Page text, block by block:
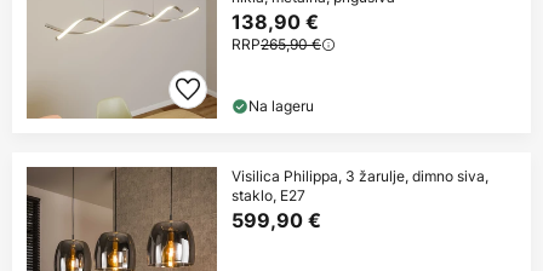
138,90 €
RRP265,90 €
Na lageru
Visilica Philippa, 3 žarulje, dimno siva,
staklo, E27
599,90 €